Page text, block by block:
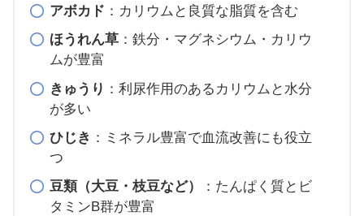
アボカド ：カリウムと良質な脂質を含む
ほうれん草：鉄分・マグネシウム・カリウ
ムが豊富
きゅうり ：利尿作用のあるカリウムと水分
が多い
ひじき ：ミネラル豊富で血流改善にも役立
つ
豆類（大豆・枝豆など）
：たんぱく質とビ
タミンB群が豊富